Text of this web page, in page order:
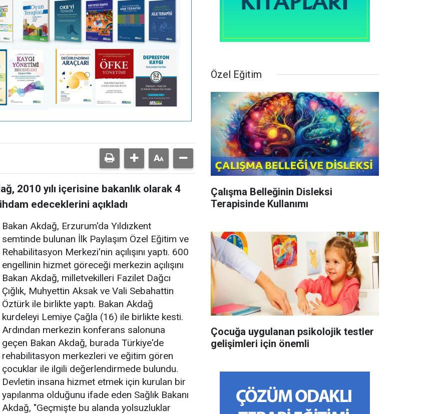
2010 yılı içerisine bakanlık olarak 4
edeceklerini açıkladı
Bakan Akdağ, Erzurum'da Yıldızkent
semtinde bulunan İlk Paylaşım Özel Eğitim ve
Rehabilitasyon Merkezi'nin açılışını yaptı. 600
engellinin hizmet göreceği merkezin açılışını
Bakan Akdağ, milletvekilleri Fazilet Dağcı
Çığlık, Muhyettin Aksak ve Vali Sebahattin
Öztürk ile birlikte yaptı. Bakan Akdağ
kurdeleyi Lemiye Çağla (16) ile birlikte kesti.
Ardından merkezin konferans salonuna
geçen Bakan Akdağ, burada Türkiye'de
rehabilitasyon merkezleri ve eğitim gören
çocuklar ile ilgili değerlendirmede bulundu.
Devletin insana hizmet etmek için kurulan bir
yapılanma olduğunu ifade eden Sağlık Bakanı
Akdağ, "Geçmişte bu alanda yolsuzluklar
Özel Eğitim
Çalışma Belleğinin Disleksi
Terapisinde Kullanımı
Çocuğa uygulanan psikolojik testler
gelişimleri için önemli